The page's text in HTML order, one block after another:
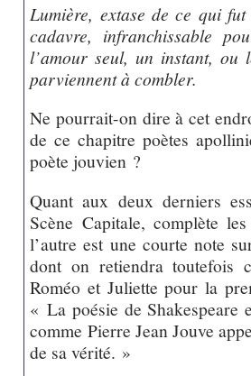
Lumière, extase de ce qui
cadavre, infranchissable
l’amour seul, un instant, ou
parviennent à combler.
Ne pourrait-on dire à cet
de ce chapitre poètes
poète jouvien ?
Quant aux deux derniers
Scène Capitale, complète
l’autre est une courte note
dont on retiendra toutefois
Roméo et Juliette pour la
« La poésie de
comme Pierre Jean Jouve
de sa vérité. »